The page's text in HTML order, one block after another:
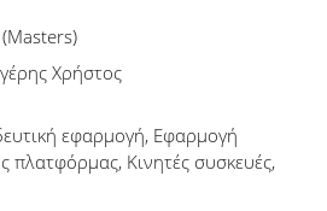
Χρήστος
εφαρμογή, Eφαρμογή
πλατφόρμας, Kινητές συσκευές,